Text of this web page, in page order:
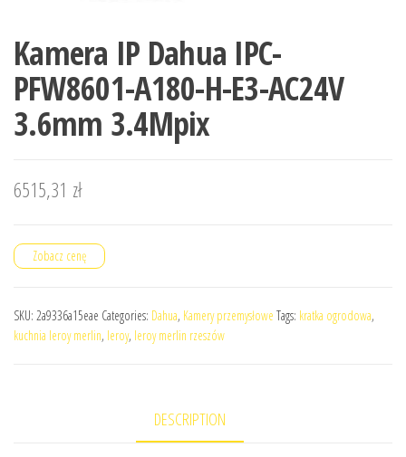
Kamera IP Dahua IPC-
PFW8601-A180-H-E3-AC24V
3.6mm 3.4Mpix
6515,31 zł
Zobacz cenę
SKU: 2a9336a15eae Categories: Dahua, Kamery przemysłowe Tags: kratka ogrodowa,
kuchnia leroy merlin, leroy, leroy merlin rzeszów
DESCRIPTION